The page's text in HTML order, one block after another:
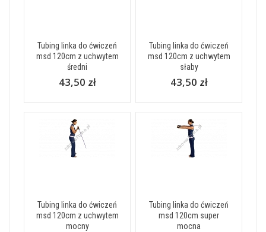
Tubing linka do ćwiczeń
msd 120cm z uchwytem
średni
43,50 zł
Tubing linka do ćwiczeń
msd 120cm z uchwytem
słaby
43,50 zł
Tubing linka do ćwiczeń
msd 120cm z uchwytem
mocny
Tubing linka do ćwiczeń
msd 120cm super
mocna